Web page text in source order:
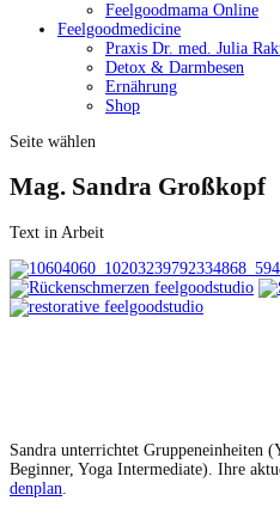
Feelgoodmama Online
Feelgoodmedicine
Praxis Dr. med. Julia
Detox & Darmbesen
Ernährung
Shop
Seite wählen
Mag. Sandra Großkopf
Text in Arbeit
San­dra unter­richtet Grup­penein­heit­en
Begin­ner, Yoga Inter­me­di­ate). Ihre
den­plan